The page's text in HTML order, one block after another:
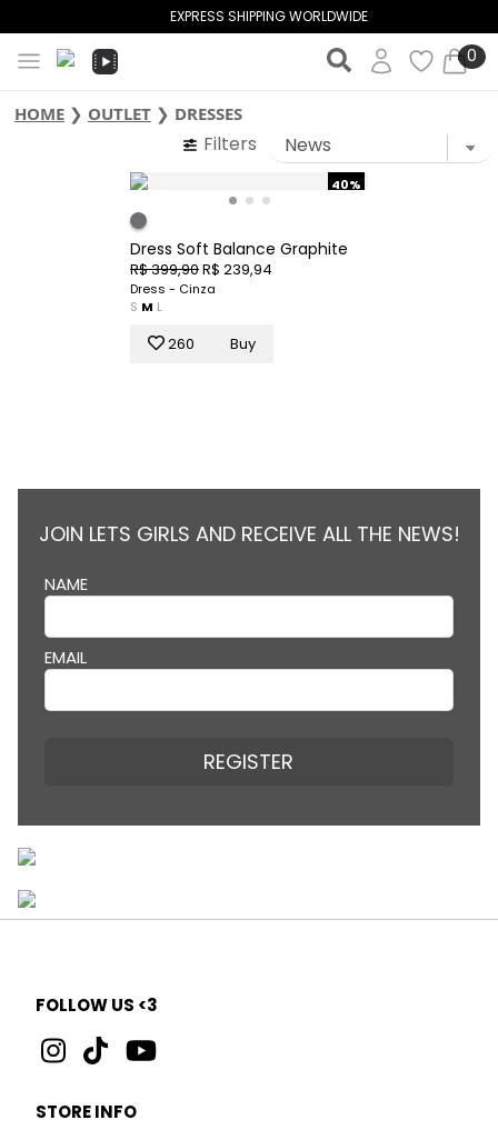
EXPRESS SHIPPING WORLDWIDE
0
HOME ❯ OUTLET ❯ DRESSES
Filters
40%
Dress Soft Balance Graphite
R$ 399,90R$ 239,94
Dress - Cinza
S M L
260 Buy
JOIN LETS GIRLS AND RECEIVE ALL THE NEWS!
NAME
EMAIL
REGISTER
FOLLOW US <3
STORE INFO